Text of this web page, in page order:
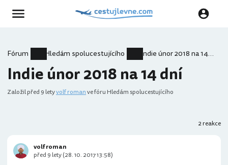
Fórum Hledám spolucestujícího Indie únor 2018 na 14 dní
Indie únor 2018 na 14 dní
Založilpřed 9 letyvolf romanve fóru Hledám spolucestujícího
2 reakce
volf roman
před 9 lety (28. 10. 2017 13:58)